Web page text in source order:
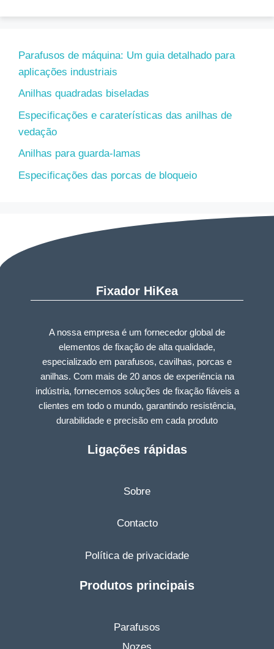
Parafusos de máquina: Um guia detalhado para
aplicações industriais
Anilhas quadradas biseladas
Especificações e caraterísticas das anilhas de
vedação
Anilhas para guarda-lamas
Especificações das porcas de bloqueio
Fixador HiKea
A nossa empresa é um fornecedor global de
elementos de fixação de alta qualidade,
especializado em parafusos, cavilhas, porcas e
anilhas. Com mais de 20 anos de experiência na
indústria, fornecemos soluções de fixação fiáveis a
clientes em todo o mundo, garantindo resistência,
durabilidade e precisão em cada produto
Ligações rápidas
Sobre
Contacto
Política de privacidade
Produtos principais
Parafusos
Nozes